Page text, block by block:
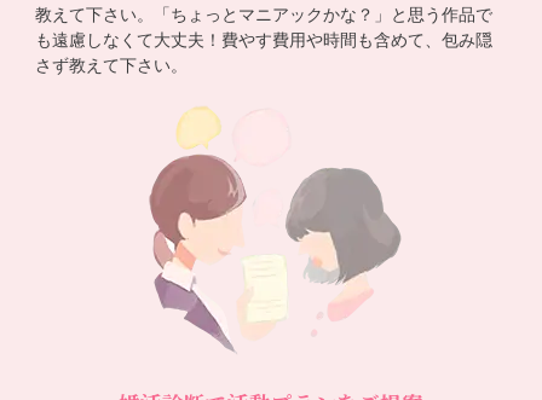
教えて下さい。「ちょっとマニアックかな？」と思う作品で
も遠慮しなくて大丈夫！費やす費用や時間も含めて、包み隠
さず教えて下さい。